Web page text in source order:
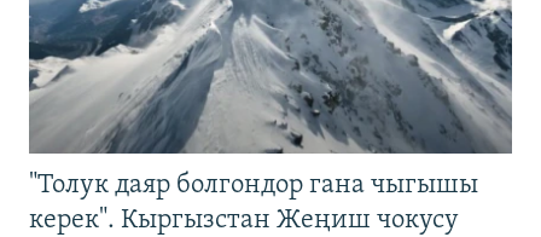
"Толук даяр болгондор гана чыгышы
керек". Кыргызстан Жеңиш чокусу